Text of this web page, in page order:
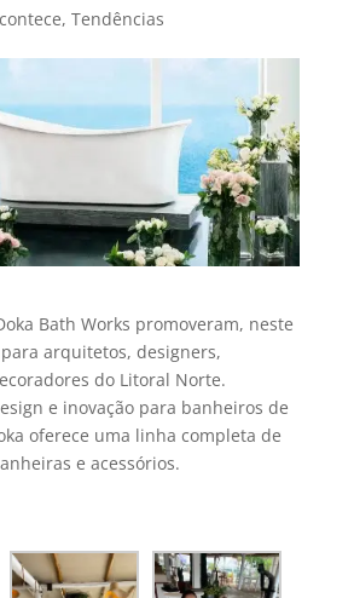
, Tendências
Bath Works promoveram, neste
arquitetos, designers,
do Litoral Norte.
e inovação para banheiros de
oferece uma linha completa de
e acessórios.